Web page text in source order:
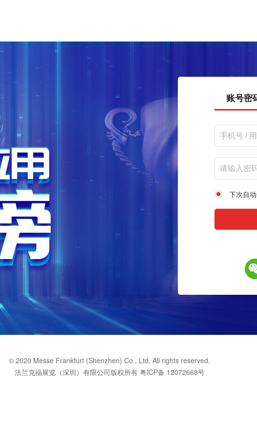
账号密
下次自
© 2020 Messe Frankfurt (Shenzhen) Co., Ltd, All rights reserved.
法兰克福展览（深圳）有限公司版权所有 粤ICP备 12072668号